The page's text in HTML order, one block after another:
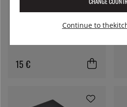
15 €
Continue to